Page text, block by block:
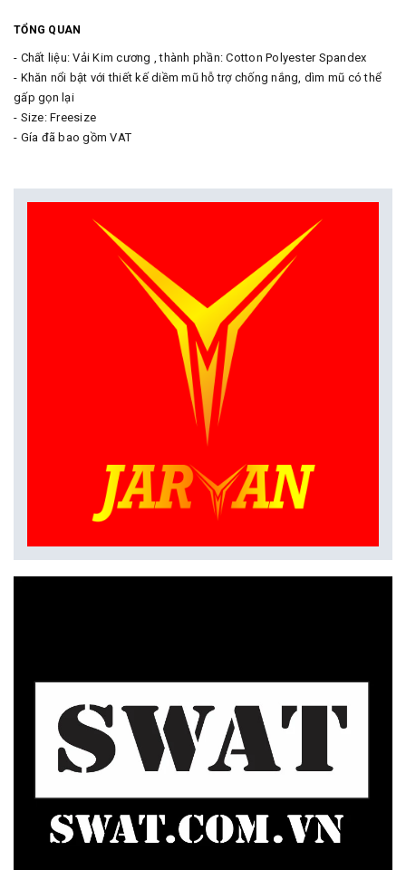
TỔNG QUAN
- Chất liệu: Vải Kim cương , thành phần: Cotton Polyester Spandex
- Khăn nổi bật với thiết kế diềm mũ hỗ trợ chống nắng, dìm mũ có thể
gấp gọn lại
- Size: Freesize
- Gía đã bao gồm VAT